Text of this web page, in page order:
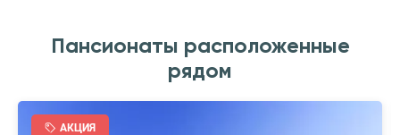
Пансионаты расположенные
рядом
АКЦИЯ